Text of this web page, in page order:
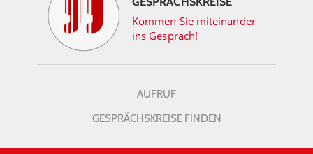
Kommen Sie miteinander
ins Gespräch!
AUFRUF
GESPRÄCHSKREISE FINDEN